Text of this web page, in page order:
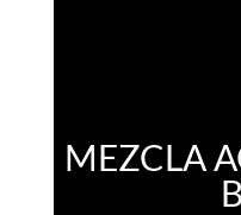
MEZCLA